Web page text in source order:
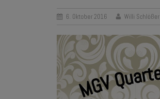
6. Oktober 2016 Willi Schlößer